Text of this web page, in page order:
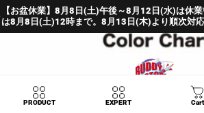
Skip to content
【お盆休業】8月8日(土)午後～8月12日(水)は休
は8月8日(土)12時まで。8月13日(木)より順次対応
Pause
BUDDY
PRODUCT EXPERT Cart